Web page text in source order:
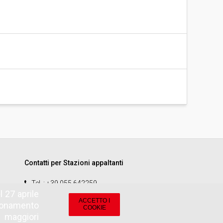
Contatti per Stazioni appaltanti
Tel. : +39 055 642259
email
start.sa@pamercato.it
27 aprile
ACCETTO I
COOKIE